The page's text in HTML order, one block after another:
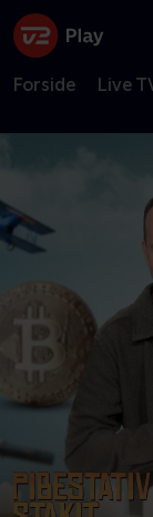
Forside Live